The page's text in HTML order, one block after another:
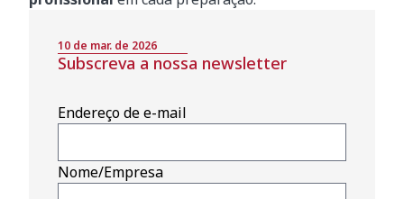
10 de mar. de 2026
Subscreva a nossa newsletter
Endereço de e-mail
Nome/Empresa